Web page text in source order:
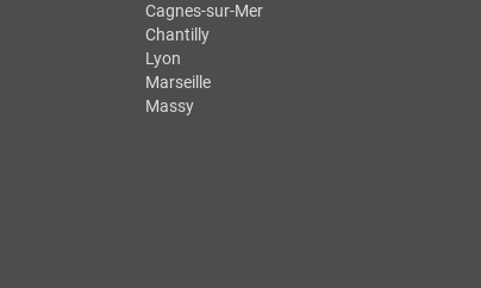
Cagnes-sur-Mer
Chantilly
Lyon
Marseille
Massy